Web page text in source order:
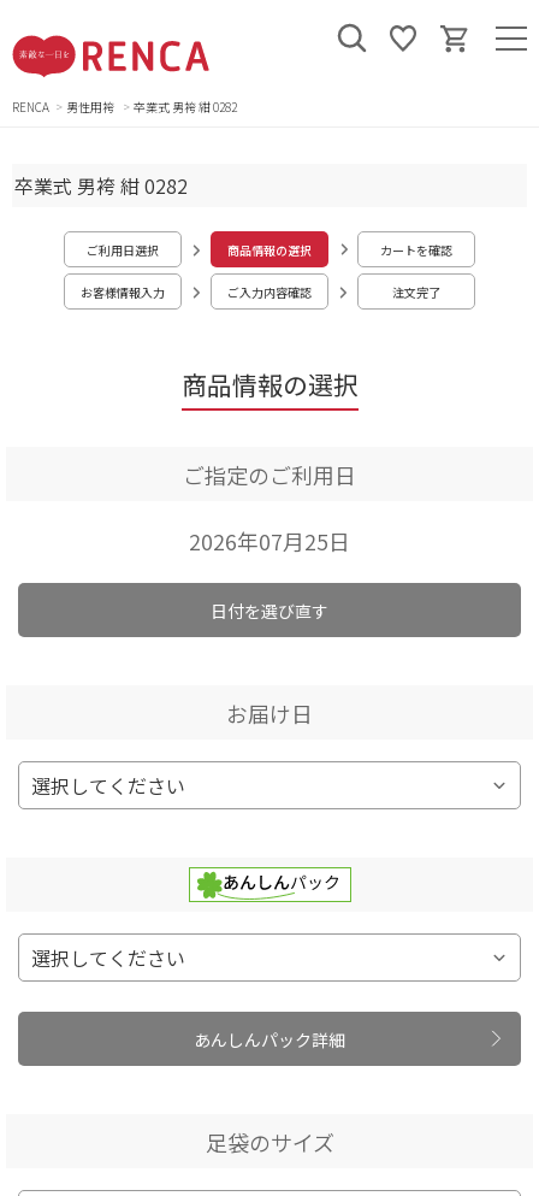
RENCA 男性用袴 卒業式 男袴 紺 0282
商品情報の選択
卒業式 男袴 紺 0282
ご利用日選択 商品情報の選択 カートを確認
お客様情報入力 ご入力内容確認 注文完了
ご指定のご利用日
2026年07月25日
日付を選び直す
お届け日
あんしんパック詳細
足袋のサイズ